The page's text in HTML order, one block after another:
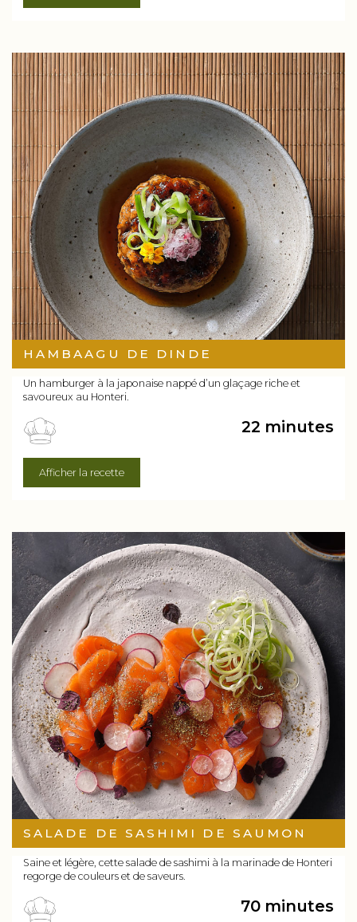
HAMBAAGU DE DINDE
Un hamburger à la japonaise nappé d’un glaçage riche et
savoureux au Honteri.
22 minutes
Afficher la recette
SALADE DE SASHIMI DE SAUMON
Saine et légère, cette salade de sashimi à la marinade de Honteri
regorge de couleurs et de saveurs.
70 minutes